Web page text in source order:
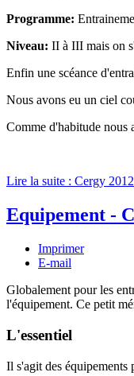
Programme:
Niveau: II à III mais on
Enfin une scéance
Nous avons eu un ciel
Comme d'habitude nous
Lire la suite : Cergy 2012
Equipement -
Imprimer
E-mail
Globalement pour les
l'équipement. Ce petit
L'essentiel
Il s'agit des équipements